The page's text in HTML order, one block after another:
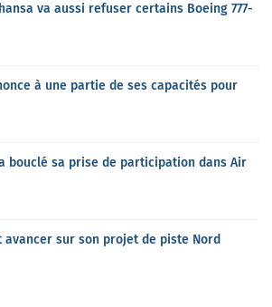
va aussi refuser certains Boeing 777-
à une partie de ses capacités pour
bouclé sa prise de participation dans Air
avancer sur son projet de piste Nord